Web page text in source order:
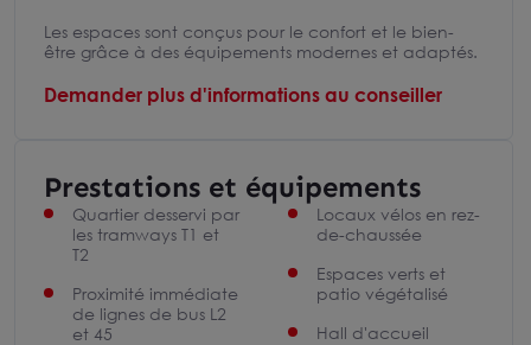
Les espaces sont conçus pour le confort et le bien-
être grâce à des équipements modernes et adaptés.
Demander plus d'informations au conseiller
Prestations et équipements
Quartier desservi par
les tramways T1 et
T2
Proximité immédiate
de lignes de bus L2
et 45
Locaux vélos en rez-
de-chaussée
Espaces verts et
patio végétalisé
Hall d'accueil